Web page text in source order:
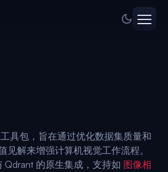
具包，旨在通过优化数据集质量和
见解来增强计算机视觉工作流程。
Qdrant 的原生集成，支持如 图像相